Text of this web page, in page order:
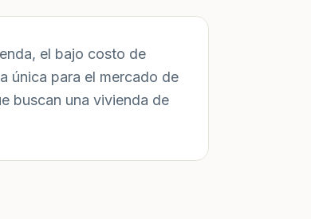
el bajo costo de
única para el mercado de
buscan una vivienda de